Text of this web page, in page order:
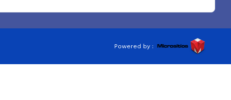
Powered by :